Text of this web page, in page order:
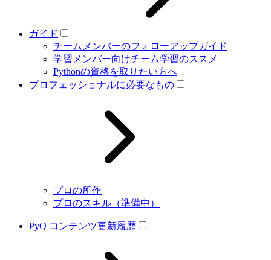
ガイド
チームメンバーのフォローアップガイド
学習メンバー向けチーム学習のススメ
Pythonの資格を取りたい方へ
プロフェッショナルに必要なもの
プロの所作
プロのスキル（準備中）
PyQ コンテンツ更新履歴